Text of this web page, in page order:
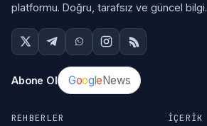
platformu. Doğru, tarafsız ve güncel bilgi.
Abone Ol GoogleNews
REHBERLER İÇERIK